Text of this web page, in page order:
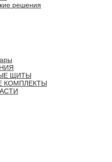
решения
ЩИТЫ
КОМПЛЕКТЫ